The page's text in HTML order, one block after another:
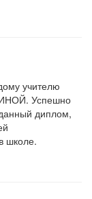
учителю
Успешно
диплом,
школе.